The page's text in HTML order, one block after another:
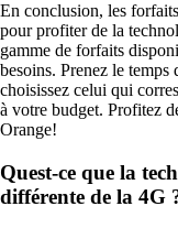
En conclusion, les
pour profiter de la
gamme de forfaits
besoins. Prenez le
choisissez celui qui
à votre budget. Profitez
Orange!
Quest-ce que la
différente de la 4G